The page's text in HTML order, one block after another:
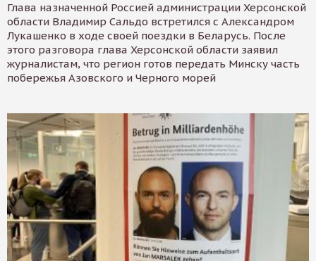
Глава назначенной Россией администрации Херсонской
области Владимир Сальдо встретился с Александром
Лукашенко в ходе своей поездки в Беларусь. После
этого разговора глава Херсонской области заявил
журналистам, что регион готов передать Минску часть
побережья Азовского и Черного морей